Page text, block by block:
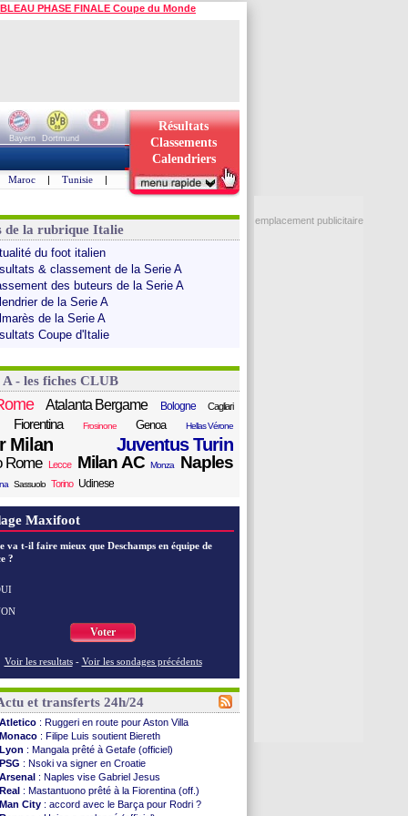
PHASE FINALE Coupe du Monde
Bayern
Dortmund
Résultats
Classements
Calendriers
Maroc | Tunisie |
de la rubrique Italie
du foot italien
& classement de la Serie A
des buteurs de la Serie A
de la Serie A
de la Serie A
Coupe d'Italie
A - les fiches CLUB
Atalanta Bergame Bologne
Cagliari
Fiorentina Frosinone Genoa Hellas Vérone
Milan Juventus Turin
Rome Lecce Milan AC Monza Naples
Sassuolo Torino Udinese
Maxifoot
va t-il faire mieux que Deschamps en équipe de
?
Voter
Voir les resultats - Voir les sondages précédents
et transferts 24h/24
Atletico : Ruggeri en route pour Aston Villa
Monaco : Filipe Luis soutient Biereth
Lyon : Mangala prêté à Getafe (officiel)
PSG : Nsoki va signer en Croatie
Arsenal : Naples vise Gabriel Jesus
Real : Mastantuono prêté à la Fiorentina (off.)
Man City : accord avec le Barça pour Rodri ?
emplacement publicitaire